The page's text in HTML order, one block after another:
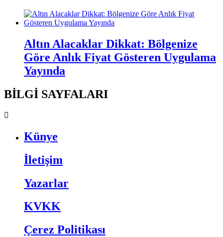
Altın Alacaklar Dikkat: Bölgenize
Göre Anlık Fiyat Gösteren Uygulama
Yayında
BİLGİ SAYFALARI
Künye
İletişim
Yazarlar
KVKK
Çerez Politikası